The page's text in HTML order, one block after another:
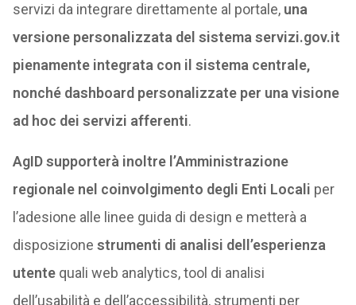
servizi da integrare direttamente al portale, una
versione personalizzata del sistema servizi.gov.it
pienamente integrata con il sistema centrale,
nonché dashboard personalizzate per una visione
ad hoc dei servizi afferenti.
AgID supporterà inoltre l’Amministrazione
regionale nel coinvolgimento degli Enti Locali per
l’adesione alle linee guida di design e metterà a
disposizione strumenti di analisi dell’esperienza
utentequali web analytics, tool di analisi
dell’usabilità e dell’accessibilità, strumenti per